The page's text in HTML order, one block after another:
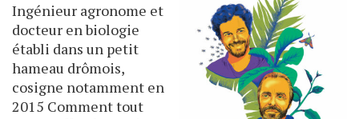
Ingénieur agronome et
docteur en biologie
établi dans un petit
hameau drômois,
cosigne notamment en
2015 Comment tout